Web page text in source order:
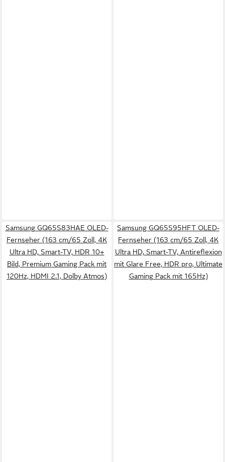
Samsung GQ65S83HAE OLED-
Fernseher (163 cm/65 Zoll, 4K
Ultra HD, Smart-TV, HDR 10+
Bild, Premium Gaming Pack mit
120Hz, HDMI 2.1, Dolby Atmos)
Samsung GQ65S95HFT OLED-
Fernseher (163 cm/65 Zoll, 4K
Ultra HD, Smart-TV, Antireflexion
mit Glare Free, HDR pro, Ultimate
Gaming Pack mit 165Hz)